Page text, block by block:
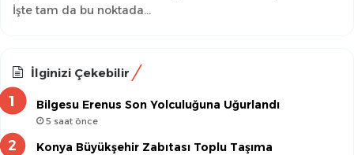
İşte tam da bu noktada…
İlginizi Çekebilir
Bilgesu Erenus Son Yolculuğuna Uğurlandı
5 saat önce
Konya Büyükşehir Zabıtası Toplu Taşıma